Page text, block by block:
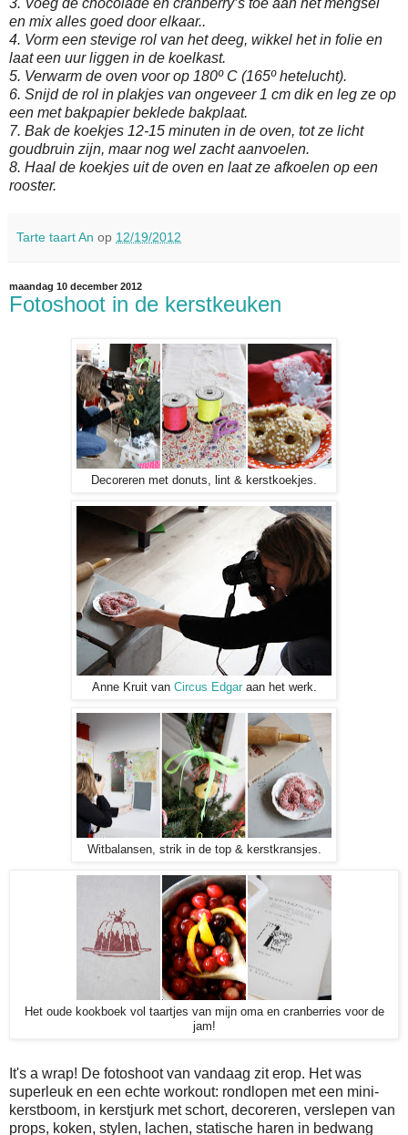
en mix alles goed door elkaar..
4. Vorm een stevige rol van het deeg, wikkel het in folie en
laat een uur liggen in de koelkast.
5. Verwarm de oven voor op 180º C (165º hetelucht).
6. Snijd de rol in plakjes van ongeveer 1 cm dik en leg ze op
een met bakpapier beklede bakplaat.
7. Bak de koekjes 12-15 minuten in de oven, tot ze licht
goudbruin zijn, maar nog wel zacht aanvoelen.
8. Haal de koekjes uit de oven en laat ze afkoelen op een
rooster.
Tarte taart An op 12/19/2012
maandag 10 december 2012
Fotoshoot in de kerstkeuken
Decoreren met donuts, lint & kerstkoekjes.
Anne Kruit van Circus Edgar aan het werk.
Witbalansen, strik in de top & kerstkransjes.
Het oude kookboek vol taartjes van mijn oma en cranberries voor de
jam!
It's a wrap! De fotoshoot van vandaag zit erop. Het was
superleuk en een echte workout: rondlopen met een mini-
kerstboom, in kerstjurk met schort, decoreren, verslepen van
props, koken, stylen, lachen, statische haren in bedwang